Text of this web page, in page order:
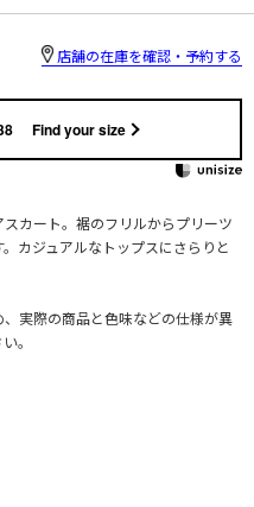
店舗の在庫を確認・予約する
Find your size
カート。裾のフリルからプリーツ
カジュアルなトップスにさらりと
実際の商品と色味などの仕様が異
。